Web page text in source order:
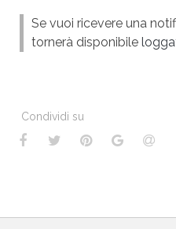
Se vuoi ricevere una
tornerà disponibile
Condividi su